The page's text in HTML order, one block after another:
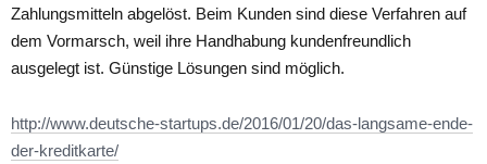
Zahlungsmitteln abgelöst. Beim Kunden sind diese Verfahren auf
dem Vormarsch, weil ihre Handhabung kundenfreundlich
ausgelegt ist. Günstige Lösungen sind möglich.
http://www.deutsche-startups.de/2016/01/20/das-langsame-ende-
der-kreditkarte/